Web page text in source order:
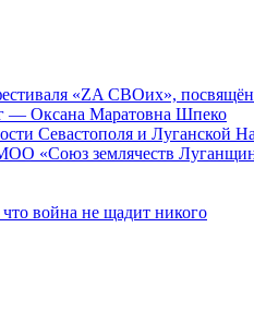
«ZA СВОих»,
— Оксана Маратовна Шпеко
Севастополя и Луганской
МОО «Союз землячеств
война не щадит никого